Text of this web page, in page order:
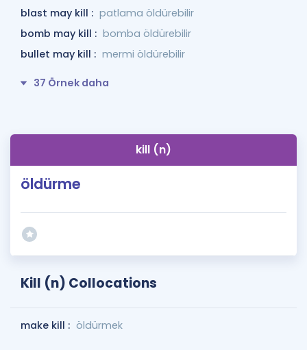
blast may kill : patlama öldürebilir
bomb may kill : bomba öldürebilir
bullet may kill : mermi öldürebilir
37 Örnek daha
kill (n)
öldürme
Kill (n) Collocations
make kill : öldürmek